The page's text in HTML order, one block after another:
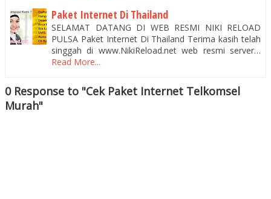
Paket Internet Di Thailand
SELAMAT DATANG DI WEB RESMI NIKI RELOAD
PULSA Paket Internet Di Thailand Terima kasih telah
singgah di www.NikiReload.net web resmi server…
Read More...
0 Response to "Cek Paket Internet Telkomsel
Murah"